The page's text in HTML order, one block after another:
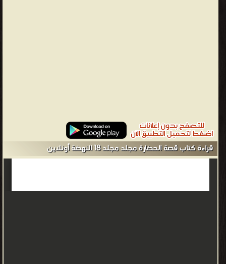
المؤلف في وضعه، تناول فلسفة الحضارة والتاريخ. وتستعرض "البوابة
نيوز"، في ذكرى ميلاد الماتب الأمريكي ويل ديورانت، محتوى الكتاب
الذي كتبه في 11 مجلد. تناول الكاتب في مقدمة الجزء الأول من
والهند والصين واليابان إلى يومنا هذا، الثاني يتحدث عن تاريخ الحضارة
قراءة كتاب قصة الحضارة مجلد مجلد 18 النهضة أونلاين